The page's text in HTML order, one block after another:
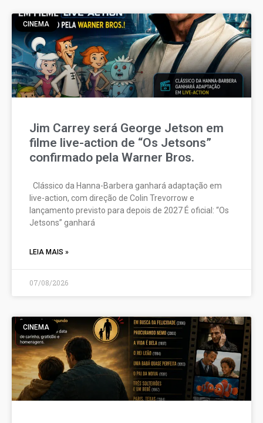
CINEMA
Jim Carrey será George Jetson em
filme live-action de “Os Jetsons”
confirmado pela Warner Bros.
Clássico da Hanna-Barbera ganhará adaptação em
live-action, com direção de Colin Trevorrow e
lançamento previsto para depois de 2027 É oficial: “Os
Jetsons” ganhará
LEIA MAIS »
07/08/2026
CINEMA